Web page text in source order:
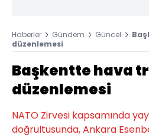
Haberler Gündem Güncel
düzenlemesi
Başkentte hava
düzenlemesi
NATO Zirvesi kapsamında
doğrultusunda, Ankara